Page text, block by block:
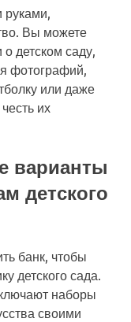
Вы можете
детском саду,
фотографий,
или даже
их
варианты
детского
банк, чтобы
детского сада.
наборы
своими